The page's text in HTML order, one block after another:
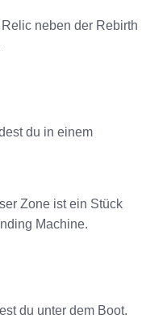
neben der Rebirth
du in einem
Zone ist ein Stück
Machine.
du unter dem Boot.